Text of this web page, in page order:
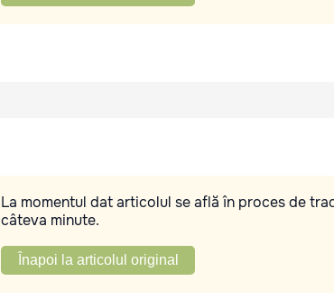
La momentul dat articolul se află în proces de
câteva minute.
Înapoi la articolul original